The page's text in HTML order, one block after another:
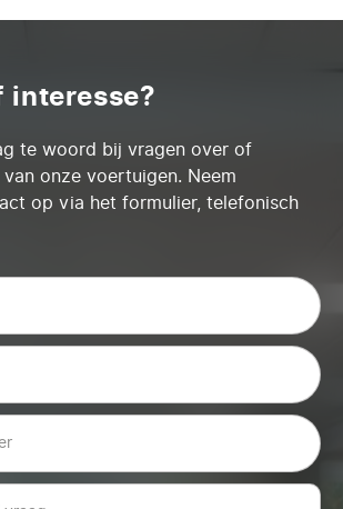
interesse?
te woord bij vragen over of
onze voertuigen. Neem
op via het formulier, telefonisch